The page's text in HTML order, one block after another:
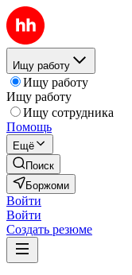
Ищу работу
Ищу работу
Ищу работу
Ищу сотрудника
Помощь
Ещё
Поиск
Боржоми
Войти
Войти
Создать резюме